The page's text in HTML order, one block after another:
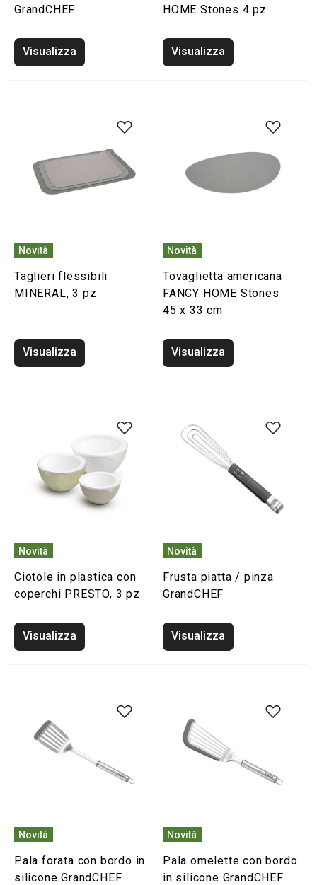
GrandCHEF
Visualizza
HOME Stones 4 pz
Visualizza
Novità
Taglieri flessibili
MINERAL, 3 pz
Visualizza
Novità
Tovaglietta americana
FANCY HOME Stones
45 x 33 cm
Visualizza
Novità
Ciotole in plastica con
coperchi PRESTO, 3 pz
Visualizza
Novità
Frusta piatta / pinza
GrandCHEF
Visualizza
Novità
Pala forata con bordo in
silicone GrandCHEF
Novità
Pala omelette con bordo
in silicone GrandCHEF